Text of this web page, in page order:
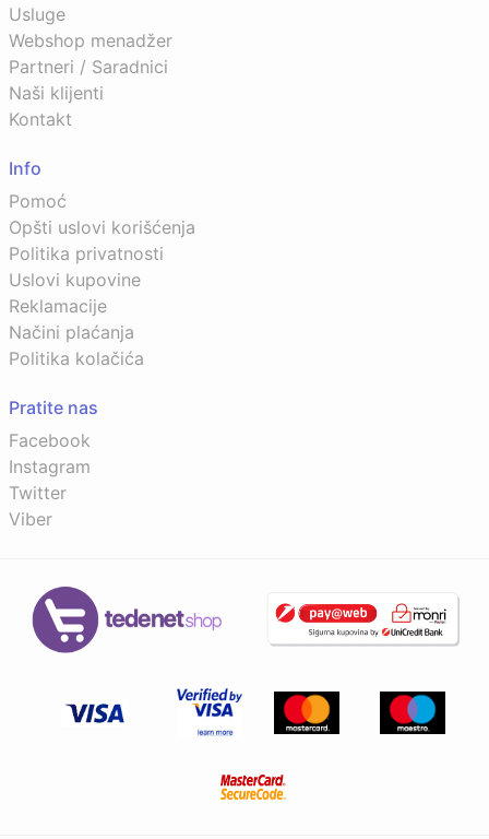
Usluge
Webshop menadžer
Partneri / Saradnici
Naši klijenti
Kontakt
Info
Pomoć
Opšti uslovi korišćenja
Politika privatnosti
Uslovi kupovine
Reklamacije
Načini plaćanja
Politika kolačića
Pratite nas
Facebook
Instagram
Twitter
Viber